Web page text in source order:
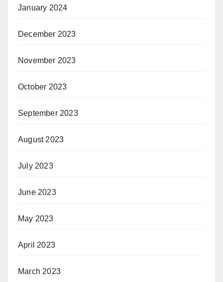
January 2024
December 2023
November 2023
October 2023
September 2023
August 2023
July 2023
June 2023
May 2023
April 2023
March 2023